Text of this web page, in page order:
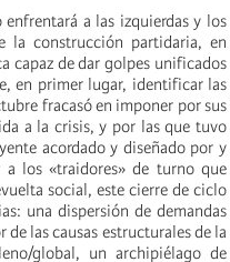
a las izquierdas y los
la construcción partidaria, en
capaz de dar golpes unificados
en primer lugar, identificar las
fracasó en imponer por sus
a la crisis, y por las que tuvo
acordado y diseñado por y
a los «traidores» de turno que
social, este cierre de ciclo
una dispersión de demandas
las causas estructurales de la
global, un archipiélago de